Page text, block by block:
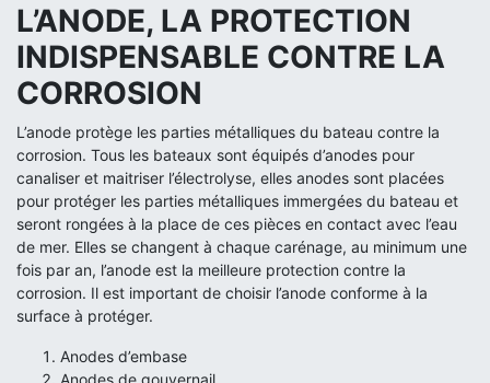
L’ANODE, LA PROTECTION
INDISPENSABLE CONTRE LA
CORROSION
L’anode protège les parties métalliques du bateau contre la
corrosion. Tous les bateaux sont équipés d’anodes pour
canaliser et maitriser l’électrolyse, elles anodes sont placées
pour protéger les parties métalliques immergées du bateau et
seront rongées à la place de ces pièces en contact avec l’eau
de mer. Elles se changent à chaque carénage, au minimum une
fois par an, l’anode est la meilleure protection contre la
corrosion. Il est important de choisir l’anode conforme à la
surface à protéger.
Anodes d’embase
Anodes de gouvernail